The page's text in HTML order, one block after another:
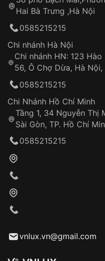
Hotline: 0585 215 215
Từ khóa SEO:
Khách hàng kiểm
Từ khóa SEO:
Tự ý sửa chữa
thống VNLUX
Đảm bảo quyền lợi
Đồng hành cùng
trình sử dụng
Hai Bà Trưng ,Hà Nội
0585215215
Chi nhánh Hà Nội
Chi nhánh HN: 123
56, Ô Chợ Dừa, Hà
0585215215
Chi Nhánh Hồ Chí Minh
Tầng 1, 34 Nguyễn Thị
Sài Gòn, TP. Hồ Chí
0585215215
vnlux.vn@gmail.com